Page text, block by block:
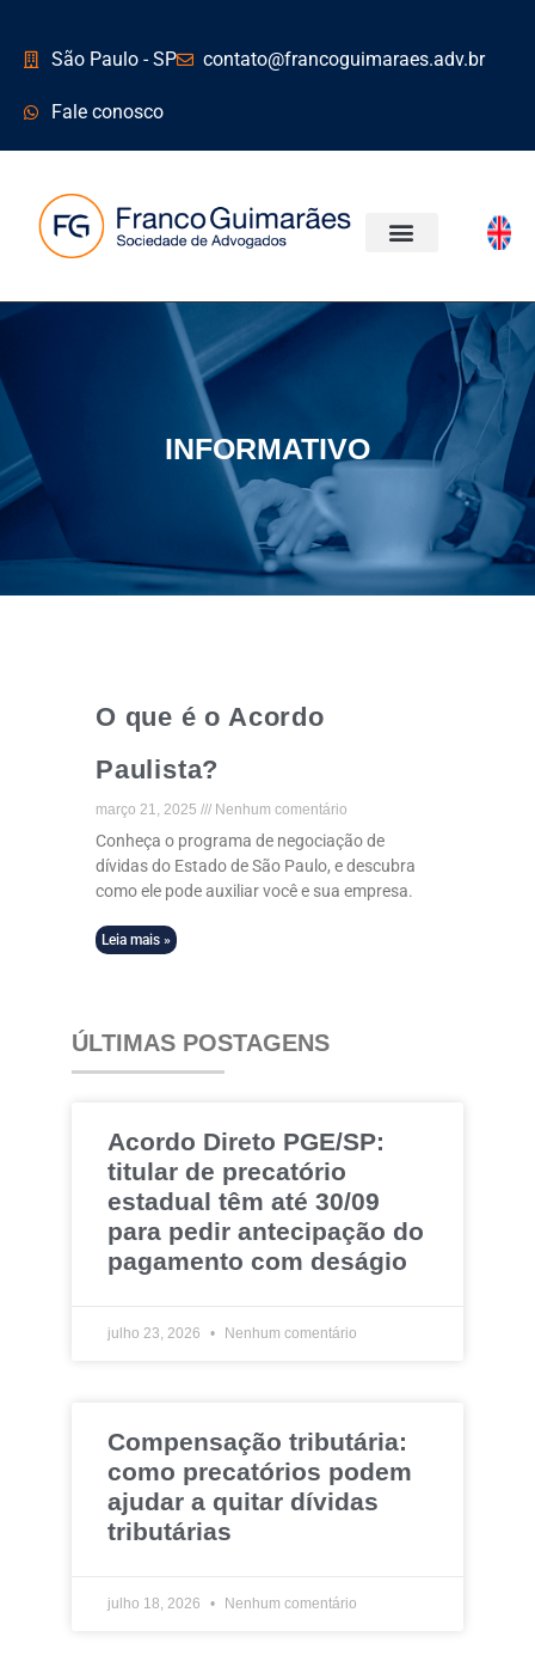
São Paulo - SP contato@francoguimaraes.adv.br
Fale conosco
INFORMATIVO
O que é o Acordo
Paulista?
março 21, 2025 Nenhum comentário
Conheça o programa de negociação de
dívidas do Estado de São Paulo, e descubra
como ele pode auxiliar você e sua empresa.
Leia mais »
ÚLTIMAS POSTAGENS
Acordo Direto PGE/SP:
titular de precatório
estadual têm até 30/09
para pedir antecipação do
pagamento com deságio
julho 23, 2026 Nenhum comentário
Compensação tributária:
como precatórios podem
ajudar a quitar dívidas
tributárias
julho 18, 2026 Nenhum comentário